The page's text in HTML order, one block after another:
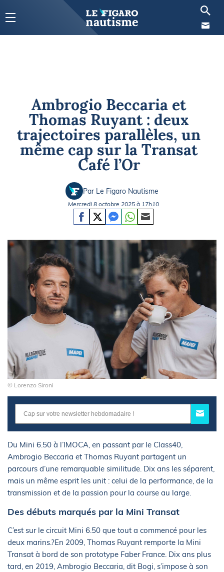
Ambrogio Beccaria et
Thomas Ruyant : deux
trajectoires parallèles, un
même cap sur la Transat
Café l’Or
Par Le Figaro Nautisme
Mercredi 8 octobre 2025 à 17h10
© Lorenzo Sironi
Du Mini 6.50 à l’IMOCA, en passant par le Class40,
Ambrogio Beccaria et Thomas Ruyant partagent un
parcours d’une remarquable similitude. Dix ans les séparent,
mais un même esprit les unit : celui de la performance, de la
transmission et de la passion pour la course au large.
Des débuts marqués par la Mini Transat
C’est sur le circuit Mini 6.50 que tout a commencé pour les
deux marins.?En 2009, Thomas Ruyant remporte la Mini
Transat à bord de son prototype Faber France. Dix ans plus
tard, en 2019, Ambrogio Beccaria, dit Bogi, s’impose à son